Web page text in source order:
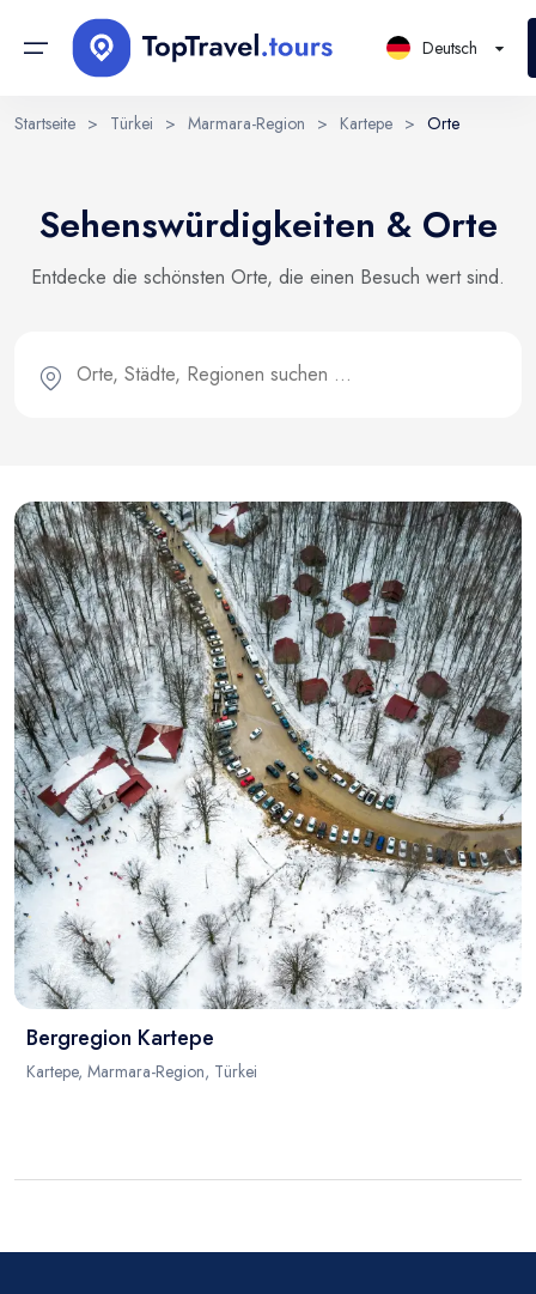
Länder
Regionen
Reisen
Blog
Deutsch
Startseite > Türkei > Marmara-Region > Kartepe > Orte
Sehenswürdigkeiten & Orte
Entdecke die schönsten Orte, die einen Besuch wert sind.
Bergregion Kartepe
Kartepe, Marmara-Region, Türkei
EN RU UK
Deutsch Polski
Mit der Kontoerstellung stimmen Sie unseren
Nutzungsbedingungen und der Datenschutzerklärung zu.